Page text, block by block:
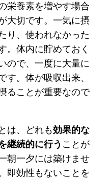
栄養素を増やす場合
大切です。一気に摂
り、使われなかった
。体内に貯めておく
ので、一度に大量に
す。体が吸収出来、
ることが重要なので
は、どれも効果的な
継続的に行う ことが
朝一夕には築けませ
即効性もないことを